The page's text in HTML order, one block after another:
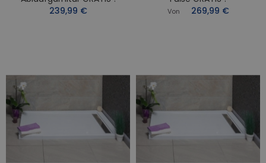
239,99 €
Von 269,99 €